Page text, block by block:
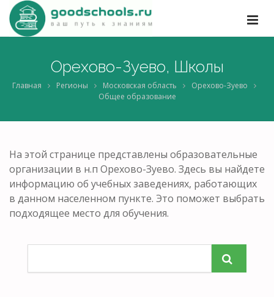
Орехово-Зуево, Школы
Главная Регионы Московская область
Орехово-Зуево
Общее образование
На этой странице представлены образовательные
организации в н.п Орехово-Зуево. Здесь вы найдете
информацию об учебных заведениях, работающих
в данном населенном пункте. Это поможет выбрать
подходящее место для обучения.